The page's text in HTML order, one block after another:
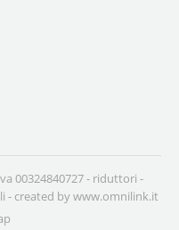
00324840727 - riduttori -
- created bywww.omnilink.it